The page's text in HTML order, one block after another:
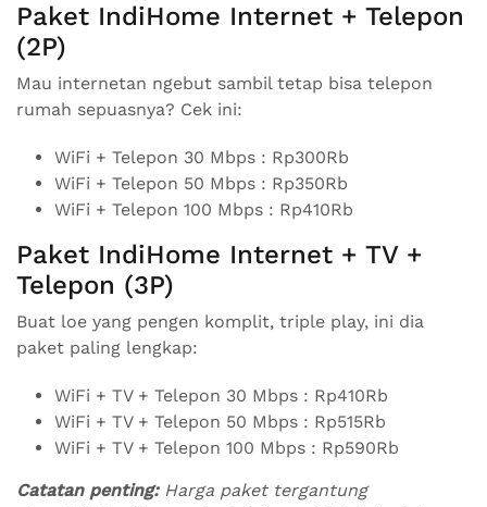
Paket IndiHome Internet + Telepon
(2P)
Mau internetan ngebut sambil tetap bisa telepon
rumah sepuasnya? Cek ini:
WiFi + Telepon 30 Mbps : Rp300Rb
WiFi + Telepon 50 Mbps : Rp350Rb
WiFi + Telepon 100 Mbps : Rp410Rb
Paket IndiHome Internet + TV +
Telepon (3P)
Buat loe yang pengen komplit, triple play, ini dia
paket paling lengkap:
WiFi + TV + Telepon 30 Mbps : Rp410Rb
WiFi + TV + Telepon 50 Mbps : Rp515Rb
WiFi + TV + Telepon 100 Mbps : Rp590Rb
Catatan penting:Harga paket tergantung